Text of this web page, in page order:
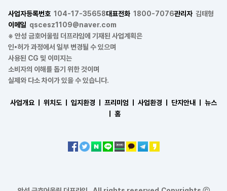
사업자등록번호 104-17-35658대표전화 1800-7076관리자 김태형
이메일 qscesz1109@naver.com
※ 안성 금호어울림 더프라임에 기재된 사업계획은
인•허가 과정에서 일부 변경될 수 있으며
사용된 CG 및 이미지는
소비자의 이해를 돕기 위한 것이며
실제와 다소 차이가 있을 수 있습니다.
사업개요 ㅣ 위치도 ㅣ 입지환경 ㅣ 프리미엄 ㅣ 사업환경 ㅣ 단지안내 ㅣ
뉴스
홈